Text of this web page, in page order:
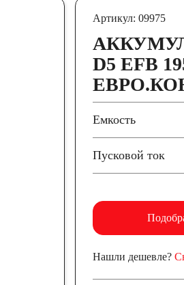
Артикул: 09975
D5 EFB
Емкость
Пусковой ток
Нашли дешевле?